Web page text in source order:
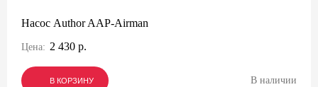
Насос Author AAP-Airman
Цена: 2 430 р.
В КОРЗИНУ
В КОРЗИНУ
В КОРЗИНУ В наличии